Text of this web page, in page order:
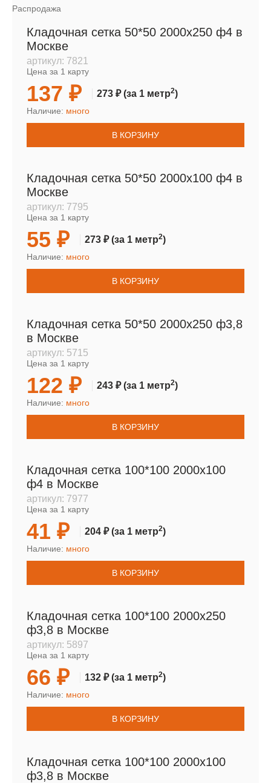
Распродажа
Кладочная сетка 50*50 2000х250 ф4 в
Москве
артикул: 7821
Цена за 1 карту
137 ₽ 273 ₽(за 1 метр2)
Наличие: много
В КОРЗИНУ
Кладочная сетка 50*50 2000х100 ф4 в
Москве
артикул: 7795
Цена за 1 карту
55 ₽ 273 ₽(за 1 метр2)
Наличие: много
В КОРЗИНУ
Кладочная сетка 50*50 2000х250 ф3,8
в Москве
артикул: 5715
Цена за 1 карту
122 ₽ 243 ₽(за 1 метр2)
Наличие: много
В КОРЗИНУ
Кладочная сетка 100*100 2000х100
ф4 в Москве
артикул: 7977
Цена за 1 карту
41 ₽ 204 ₽(за 1 метр2)
Наличие: много
В КОРЗИНУ
Кладочная сетка 100*100 2000х250
ф3,8 в Москве
артикул: 5897
Цена за 1 карту
66 ₽ 132 ₽(за 1 метр2)
Наличие: много
В КОРЗИНУ
Кладочная сетка 100*100 2000х100
ф3,8 в Москве